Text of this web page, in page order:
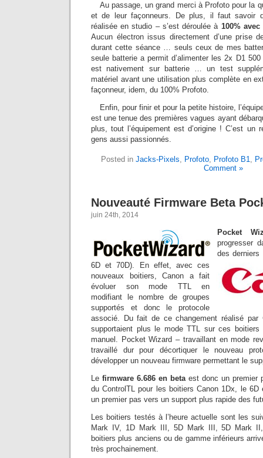
Au passage, un grand merci à Profoto pour la
et de leur façonneurs. De plus, il faut savoir
réalisée en studio – s’est déroulée à100% avec
Aucun électron issus directement d’une prise
durant cette séance … seuls ceux de mes
seule batterie a permit d’alimenter les 2x D1
est nativement sur batterie … un test
matériel avant une utilisation plus complète en
façonneur, idem, du 100% Profoto.
Enfin, pour finir et pour la petite histoire,
est une tenue des premières vagues ayant
plus, tout l’équipement est d’origine ! C’est un
gens aussi passionnés.
Posted in Jacks-Pixels, Profoto, Profoto B1,
Comment »
Nouveauté Firmware Beta
juin 24th, 2014
Pocket
progresser
des
6D et 70D). En effet, avec ces
nouveaux boitiers, Canon a fait
évoluer son mode TTL en
modifiant le nombre de groupes
supportés et donc le protocole
associé. Du fait de ce changement réalisé
supportaient plus le mode TTL sur ces boitiers
manuel. Pocket Wizard – travaillant en mode
travaillé dur pour décortiquer le nouveau
développer un nouveau firmware permettant le
Le firmware 6.686 en betaest donc un premier
du ControlTL pour les boitiers Canon 1Dx, le 6D
un premier pas vers un support plus rapide des
Les boitiers testés à l’heure actuelle sont les
Mark IV, 1D Mark III, 5D Mark III, 5D Mark
boitiers plus anciens ou de gamme inférieurs
très prochainement.